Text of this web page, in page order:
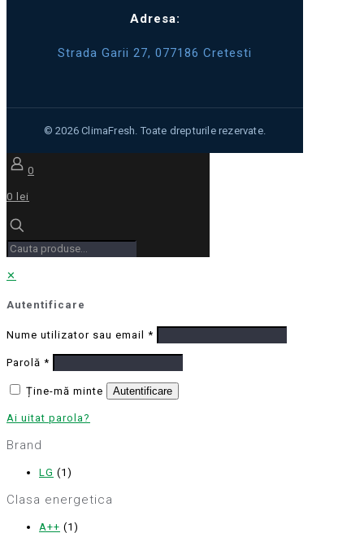
Adresa:
Strada Garii 27, 077186 Cretesti
0
0 lei
✕
Autentificare
Nume utilizator sau email *
Parolă *
Ține-mă minte Autentificare
Ai uitat parola?
Brand
LG (1)
Clasa energetica
A++ (1)